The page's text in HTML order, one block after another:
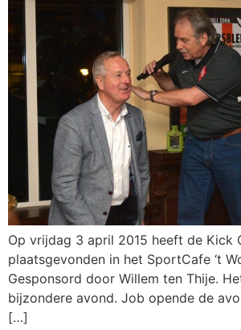
Op vrijdag 3 april 2015 heeft de Kick
plaatsgevonden in het SportCafe ‘t
Gesponsord door Willem ten Thije.
bijzondere avond. Job opende de
[…]